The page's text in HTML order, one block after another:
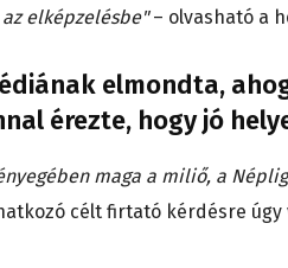
elképzelésbe"– olvasható a
elmondta,
érezte, hogy jó
maga a miliő, a
célt firtató kérdésre úgy